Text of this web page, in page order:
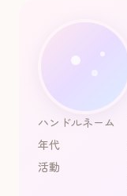
ハンドルネーム
年代
活動